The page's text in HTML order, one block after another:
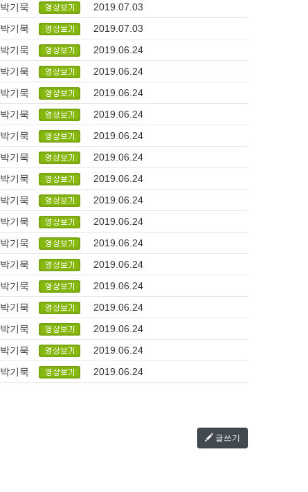
박기묵
2019.07.03
박기묵
2019.07.03
박기묵
2019.06.24
박기묵
2019.06.24
박기묵
2019.06.24
박기묵
2019.06.24
박기묵
2019.06.24
박기묵
2019.06.24
박기묵
2019.06.24
박기묵
2019.06.24
박기묵
2019.06.24
박기묵
2019.06.24
박기묵
2019.06.24
박기묵
2019.06.24
박기묵
2019.06.24
박기묵
2019.06.24
박기묵
2019.06.24
박기묵 2019.06.24
글쓰기